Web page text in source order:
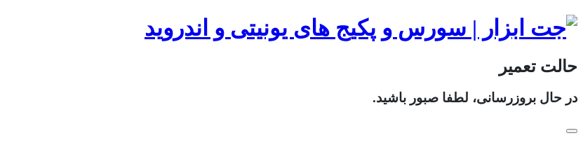
حالت تعمیر
در حال بروزرسانی، لطفا صبور باشید.